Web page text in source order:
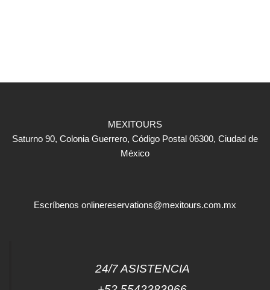
MEXITOURS
Saturno 90, Colonia Guerrero, Código Postal 06300, Ciudad de
México
Escríbenos onlinereservations@mexitours.com.mx
24/7 ASISTENCIA